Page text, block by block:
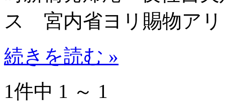
ス 宮内省ヨリ賜物アリ
続きを読む »
1件中 1 ～ 1